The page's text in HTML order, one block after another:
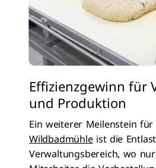
Effizienzgewinn für
und Produktion
Ein weiterer Meilenstein für
Wildbadmühleist die
Verwaltungsbereich, wo